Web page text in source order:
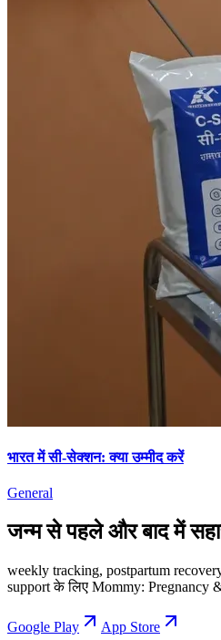
भारत में सी-सेक्शन: क्या उम्मीद करें
General
जन्म से पहले और बाद में
weekly tracking, postpartum
support के लिए Mommy: Pregnancy
Google Play
App Store